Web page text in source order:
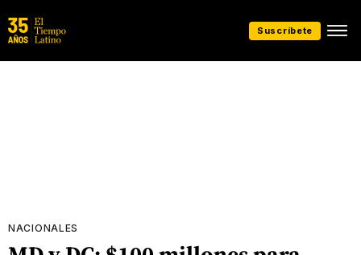
Suscríbete
NACIONALES